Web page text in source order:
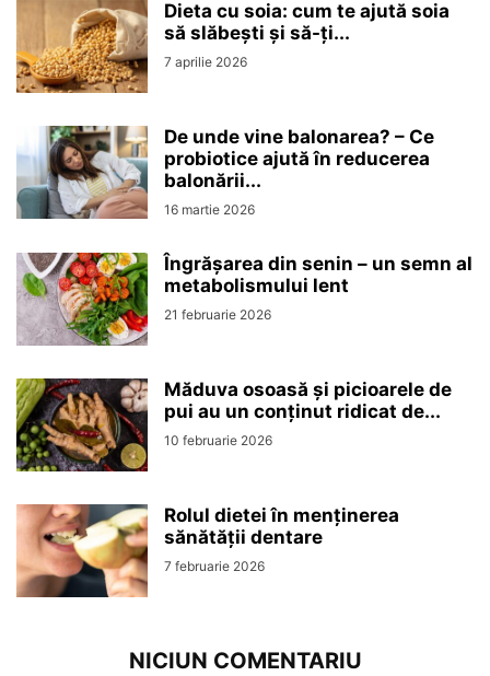
Dieta cu soia: cum te ajută soia
să slăbești și să-ți...
7 aprilie 2026
De unde vine balonarea? – Ce
probiotice ajută în reducerea
balonării...
16 martie 2026
Îngrășarea din senin – un semn al
metabolismului lent
21 februarie 2026
Măduva osoasă și picioarele de
pui au un conținut ridicat de...
10 februarie 2026
Rolul dietei în menținerea
sănătății dentare
7 februarie 2026
NICIUN COMENTARIU